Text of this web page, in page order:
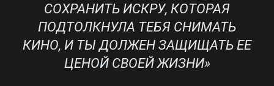
СОХРАНИТЬ ИСКРУ, КОТОРАЯ
ПОДТОЛКНУЛА ТЕБЯ СНИМАТЬ
КИНО, И ТЫ ДОЛЖЕН ЗАЩИЩАТЬ ЕЕ
ЦЕНОЙ СВОЕЙ ЖИЗНИ»